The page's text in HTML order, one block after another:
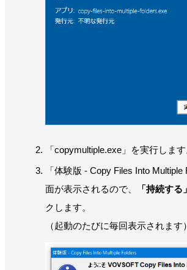
「copymultiple.exe」を実行します
「体験版 - Copy Files Into
面が表示されるので、
「持続す
クします。
（起動のたびに毎回表示されます）